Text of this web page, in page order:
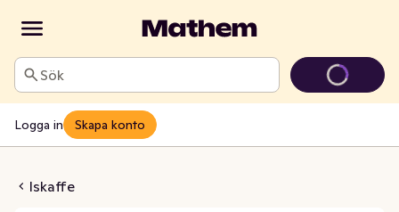
Sök
Logga in Skapa konto
Iskaffe